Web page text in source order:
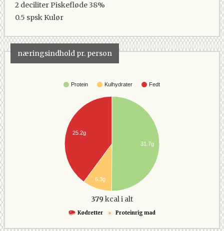
2 deciliterPiskefløde 38%
0.5 spsk Kulør
næringsindhold pr. person
Protein Kulhydrater Fedt
25.2g
6.3g
31.7g
379kcal i alt
Kødretter Proteinrig mad